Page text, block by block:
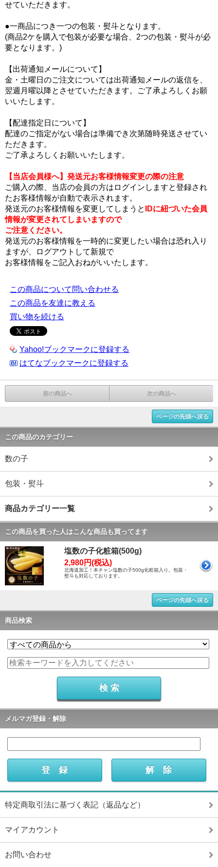
せていただきます。
●一商品につき一つの包装・熨斗となります。
(商品2ケを購入で包装が必要な場合、2つの包装・熨斗が必
要となります。)
【出荷通知メールについて】
金・土曜日のご注文については出荷通知メールの返信を、
翌週月曜以降とさせていただきます。ご了承よろしくお願
いいたします。
【配達指定日について】
配達のご指定がない場合は準備でき次第随時発送させてい
ただきます。
ご了承よろしくお願いいたします。
【当店会員様へ】発送元お客様情報変更の際の注意
ご購入の際、当店の会員の方はログインしますと登録され
たお客様情報が自動で表示されます。
発送元のお客様情報を変更してしまうと IDに紐づいた会員
情報が変更されてしまいますので
ご注意ください。
発送元のお客様情報を一時的に変更したい場合は恐れ入り
ますが、ログアウトして新規で
お客様情報をご記入おねがいいたします。
この商品について問い合わせる
この商品を友達に教える
買い物を続ける
Yahoo!ブックマークに登録する
はてなブックマークに登録する
前の商品へ 次の商品へ
ページの先頭へ戻る
この商品のカテゴリー
数の子
包装・熨斗
商品カテゴリー一覧
この商品を買った人はこんな商品も買ってます
塩数の子化粧箱(500g)
2,980円(税込)
北海道加工！本チャン塩数の子500g化粧箱入り。包装・
熨斗も対応しております。
ページの先頭へ戻る
商品検索
メルマガ登録・解除
特定商取引法に基づく表記（返品など）
マイアカウント
お問い合わせ